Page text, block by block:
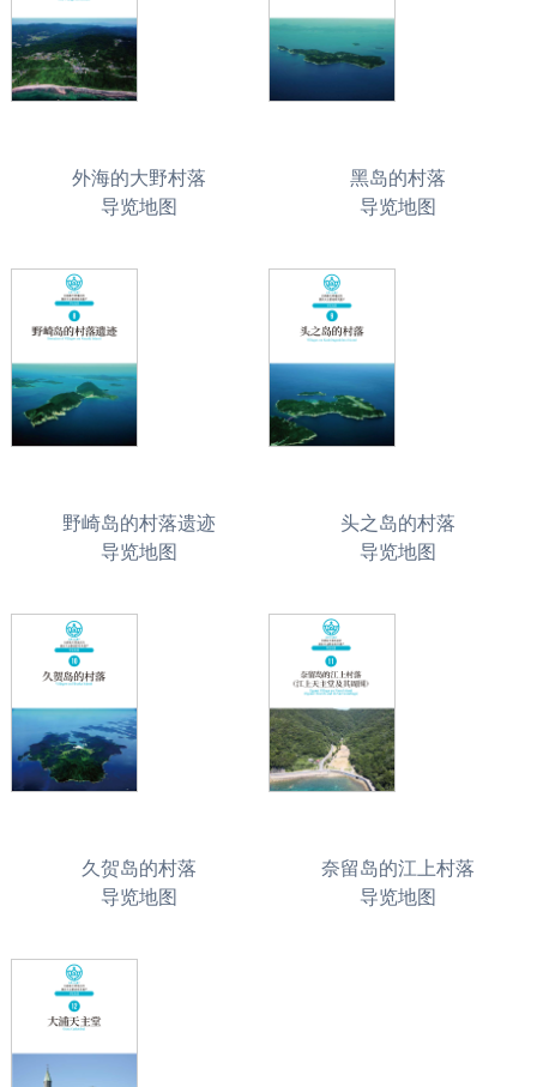
外海的大野村落
导览地图
黑岛的村落
导览地图
野崎岛的村落遗迹
导览地图
头之岛的村落
导览地图
久贺岛的村落
导览地图
奈留岛的江上村落
导览地图